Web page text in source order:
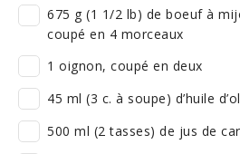
675 g (1 1/2 lb) de boeuf à
coupé en 4 morceaux
1 oignon, coupé en deux
45 ml (3 c. à soupe) d’huile
500 ml (2 tasses) de jus de